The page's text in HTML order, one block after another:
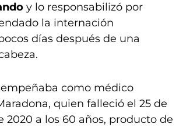
y lo responsabilizó por
la internación
días después de una
como médico
quien falleció el 25 de
2020 a los 60 años, producto de